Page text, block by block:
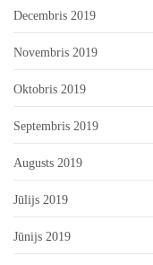
Decembris 2019
Novembris 2019
Oktobris 2019
Septembris 2019
Augusts 2019
Jūlijs 2019
Jūnijs 2019